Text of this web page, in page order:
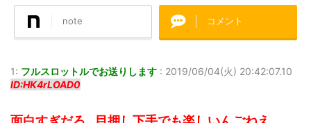
note コメント
1: フルスロットルでお送りします : 2019/06/04(火) 20:42:07.10
ID:HK4rLOAD0